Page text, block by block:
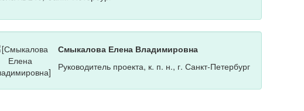
Смыкалова Елена Владимировна
Руководитель проекта, к. п. н., г. Санкт-Петербург